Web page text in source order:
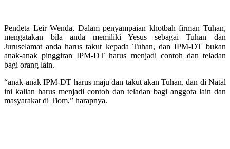
Pendeta Leir Wenda, Dalam penyampaian khotbah firman Tuhan,
mengatakan bila anda memiliki Yesus sebagai Tuhan dan
Juruselamat anda harus takut kepada Tuhan, dan IPM-DT bukan
anak-anak pinggiran IPM-DT harus menjadi contoh dan teladan
bagi orang lain.
“anak-anak IPM-DT harus maju dan takut akan Tuhan, dan di Natal
ini kalian harus menjadi contoh dan teladan bagi anggota lain dan
masyarakat di Tiom,” harapnya.